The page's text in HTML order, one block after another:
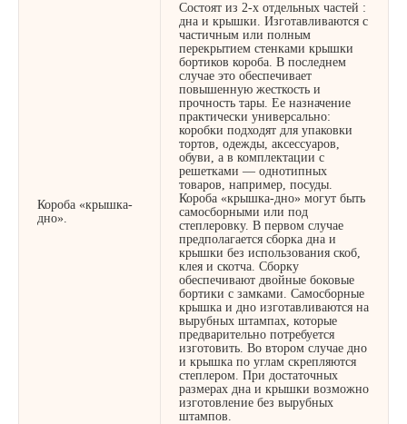
Короба «крышка-
дно».
Состоят из 2-х отдельных частей :
дна и крышки. Изготавливаются с
частичным или полным
перекрытием стенками крышки
бортиков короба. В последнем
случае это обеспечивает
повышенную жесткость и
прочность тары. Ее назначение
практически универсально:
коробки подходят для упаковки
тортов, одежды, аксессуаров,
обуви, а в комплектации с
решетками — однотипных
товаров, например, посуды.
Короба «крышка-дно» могут быть
самосборными или под
степлеровку. В первом случае
предполагается сборка дна и
крышки без использования скоб,
клея и скотча. Сборку
обеспечивают двойные боковые
бортики с замками. Самосборные
крышка и дно изготавливаются на
вырубных штампах, которые
предварительно потребуется
изготовить. Во втором случае дно
и крышка по углам скрепляются
степлером. При достаточных
размерах дна и крышки возможно
изготовление без вырубных
штампов.